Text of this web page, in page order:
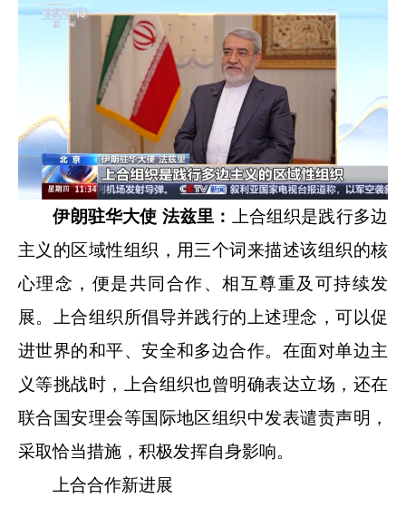
伊朗驻华大使 法兹里： 上合组织是践行多边
主义的区域性组织，用三个词来描述该组织的核
心理念，便是共同合作、相互尊重及可持续发
展。上合组织所倡导并践行的上述理念，可以促
进世界的和平、安全和多边合作。在面对单边主
义等挑战时，上合组织也曾明确表达立场，还在
联合国安理会等国际地区组织中发表谴责声明，
采取恰当措施，积极发挥自身影响。
上合合作新进展